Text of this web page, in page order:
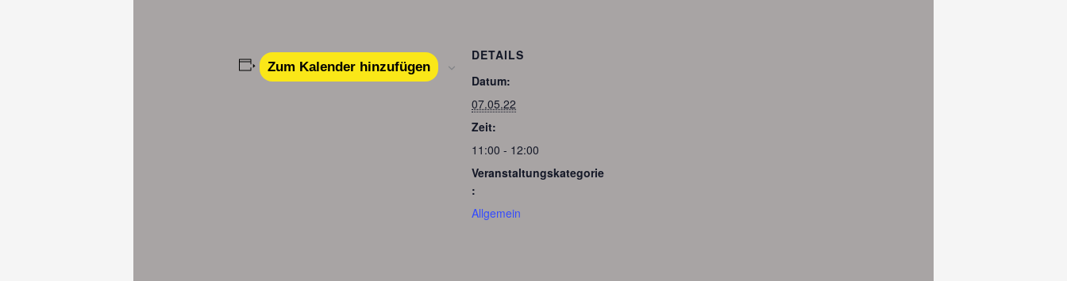
Zum Kalender hinzufügen
DETAILS
Datum:
07.05.22
Zeit:
11:00 - 12:00
Veranstaltungskategorie
:
Allgemein